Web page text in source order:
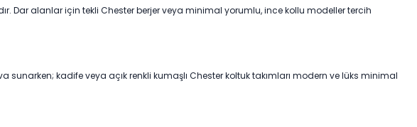
Dar alanlar için tekli Chester berjer veya minimal yorumlu, ince kollu modeller tercih
kadife veya açık renkli kumaşlı Chester koltuk takımları modern ve lüks minimal